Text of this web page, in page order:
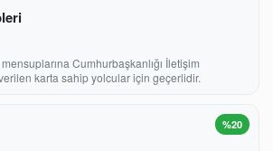
Cumhurbaşkanlığı İletişim
verilen karta sahip yolcular için geçerlidir.
%20